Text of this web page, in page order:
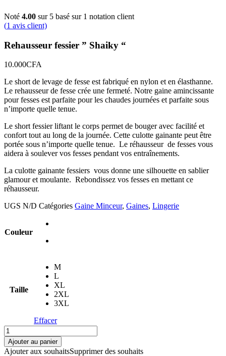
Noté 4.00 sur 5 basé sur 1 notation client
(1 avis client)
Rehausseur fessier ” Shaiky “
10.000CFA
Le short de levage de fesse est fabriqué en nylon et en élasthanne.
Le rehausseur de fesse crée une fermeté. Notre gaine amincissante
pour fesses est parfaite pour les chaudes journées et parfaite sous
n’importe quelle tenue.
Le short fessier liftant le corps permet de bouger avec facilité et
confort tout au long de la journée. Cette culotte gainante peut être
portée sous n’importe quelle tenue. Le réhausseur de fesses vous
aidera à soulever vos fesses pendant vos entraînements.
La culotte gainante fessiers vous donne une silhouette en sablier
glamour et moulante. Rebondissez vos fesses en mettant ce
réhausseur.
UGS N/D Catégories Gaine Minceur, Gaines, Lingerie
Couleur
Taille
M
L
XL
2XL
3XL
Effacer
quantité
de
Rehausseur
Ajouter au panier
Ajouter aux souhaitsSupprimer des souhaits